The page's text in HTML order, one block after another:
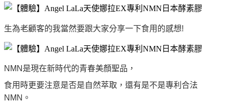
生為老顧客的我當然要跟大家分享一下食用的感想!​
NMN是現在新時代的青春美顏聖品，
食用時更要注意是否是自然萃取，還有是不是專利合法
NMN。